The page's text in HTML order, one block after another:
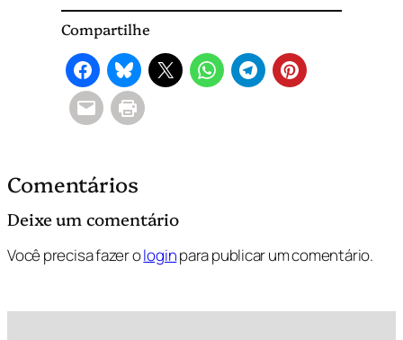
Compartilhe
Comentários
Deixe um comentário
Você precisa fazer ologinpara publicar um comentário.